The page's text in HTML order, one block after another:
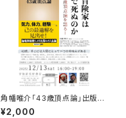
角幡唯介「43歳頂点論」出版記
念トークイベント録画視聴権
¥2,000